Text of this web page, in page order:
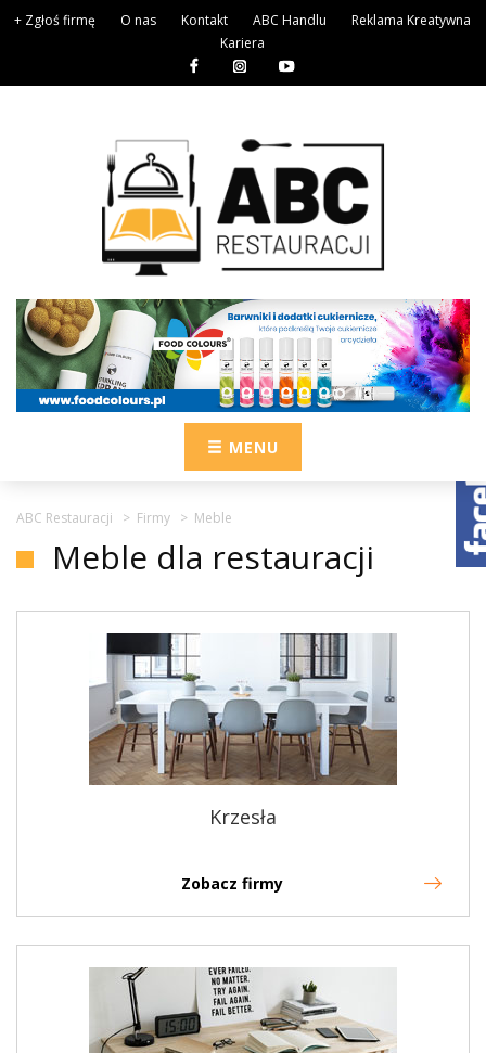
+ Zgłoś firmę O nas Kontakt ABC Handlu
Reklama Kreatywna
Kariera
MENU
ABC Restauracji > Firmy > Meble
Meble dla restauracji
Krzesła
Zobacz firmy